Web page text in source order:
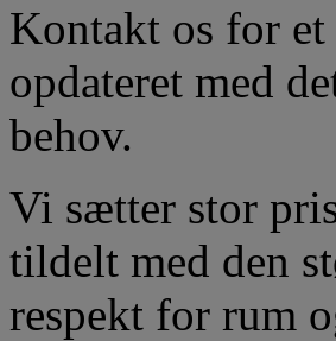
Kontakt os for
opdateret med
behov.
Vi sætter stor
tildelt med den
respekt for rum